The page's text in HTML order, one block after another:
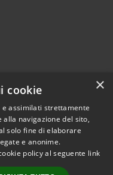
© 2026 • Comune di
×
cookie
e assimilati strettamente
navigazione del sito,
solo fine di elaborare
e anonime.
policy al seguente link